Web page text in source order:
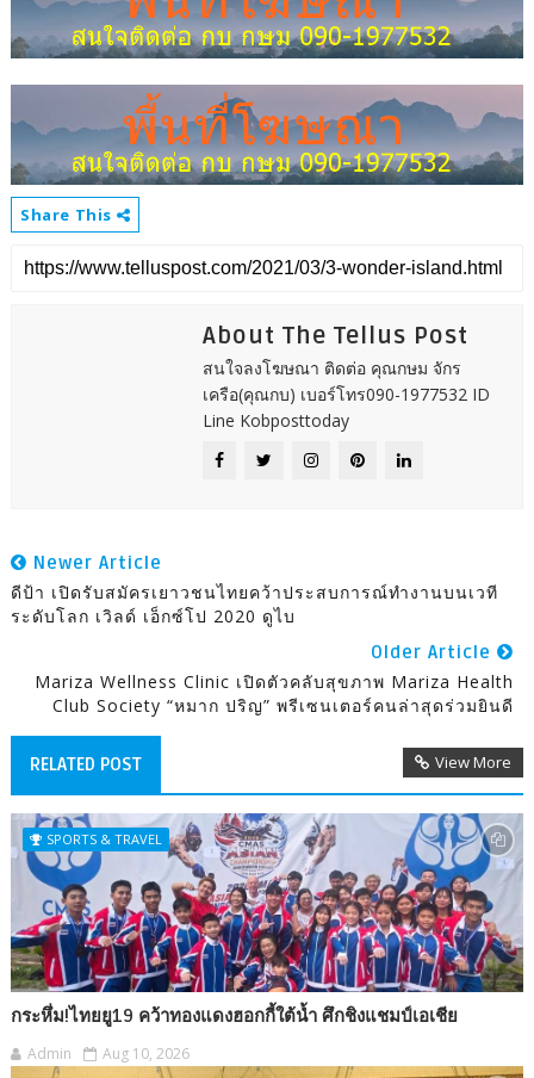
Share This
About The Tellus Post
สนใจลงโฆษณา ติดต่อ คุณกษม จักร
เครือ(คุณกบ) เบอร์โทร090-1977532 ID
Line Kobposttoday
Newer Article
ดีป้า เปิดรับสมัครเยาวชนไทยคว้าประสบการณ์ทำงานบนเวที
ระดับโลก เวิลด์ เอ็กซ์โป 2020 ดูไบ
Older Article
Mariza Wellness Clinic เปิดตัวคลับสุขภาพ Mariza Health
Club Society “หมาก ปริญ” พรีเซนเตอร์คนล่าสุดร่วมยินดี
RELATED POST View More
SPORTS & TRAVEL
กระหึ่ม!ไทยยู19 คว้าทองแดงฮอกกี้ใต้น้ำ ศึกชิงแชมป์เอเชีย
Admin Aug 10, 2026